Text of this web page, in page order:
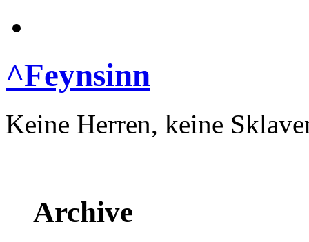
^Feynsinn
Keine Herren, keine
Archive